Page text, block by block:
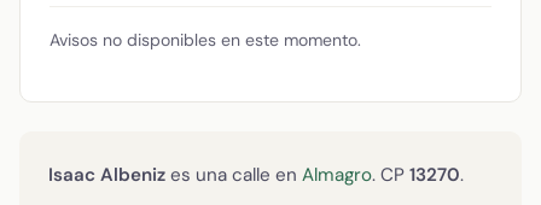
Avisos no disponibles en este momento.
Isaac Albeniz es una calle en Almagro. CP 13270.